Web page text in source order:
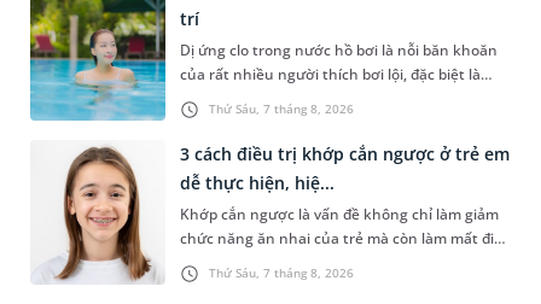
Thứ Sáu, 7 tháng 8, 2026
trí
Dị ứng clo trong nước hồ bơi là nỗi băn khoăn
của rất nhiều người thích bơi lội, đặc biệt là
những trường hợp thường xuyên bơi ở những
hồ bơi nhân tạo. Bài v...
Thứ Sáu, 7 tháng 8, 2026
3 cách điều trị khớp cắn ngược ở trẻ em
dễ thực hiện, hiệ...
Khớp cắn ngược là vấn đề không chỉ làm giảm
chức năng ăn nhai của trẻ mà còn làm mất đi
sự cân đối của khuôn mặt. Do đó, cần khắc
phục sớm tình trạng này để...